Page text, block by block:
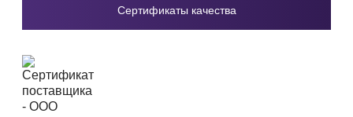
Сертификаты качества